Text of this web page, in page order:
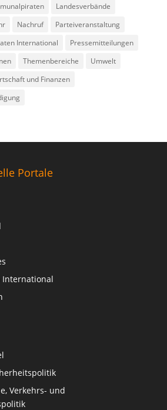
Landesverbände
Nachruf
Parteiveranstaltung
International
Pressemitteilungen
Themenbereiche
Umwelt
und Finanzen
Portale
International
Verkehrs- und